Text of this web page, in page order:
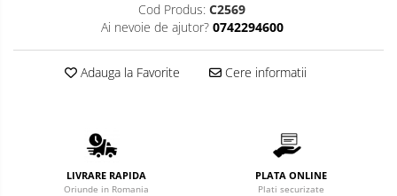
Cod Produs: C2569
Ai nevoie de ajutor? 0742294600
Adauga la Favorite Cere informatii
LIVRARE RAPIDA
Oriunde in Romania
PLATA ONLINE
Plati securizate